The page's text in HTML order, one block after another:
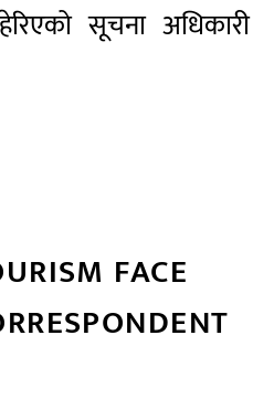
सूचना अधिकारी
FACE